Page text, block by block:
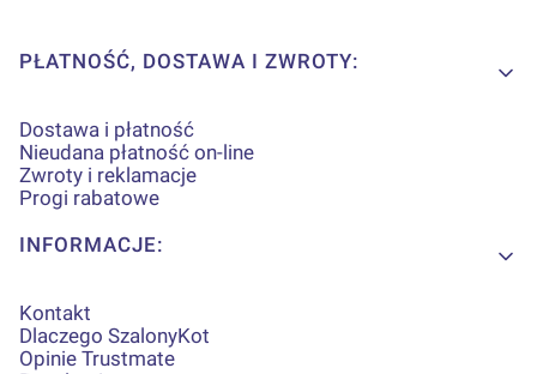
Linki w stopce
PŁATNOŚĆ, DOSTAWA I ZWROTY:
Dostawa i płatność
Nieudana płatność on-line
Zwroty i reklamacje
Progi rabatowe
INFORMACJE:
Kontakt
Dlaczego SzalonyKot
Opinie Trustmate